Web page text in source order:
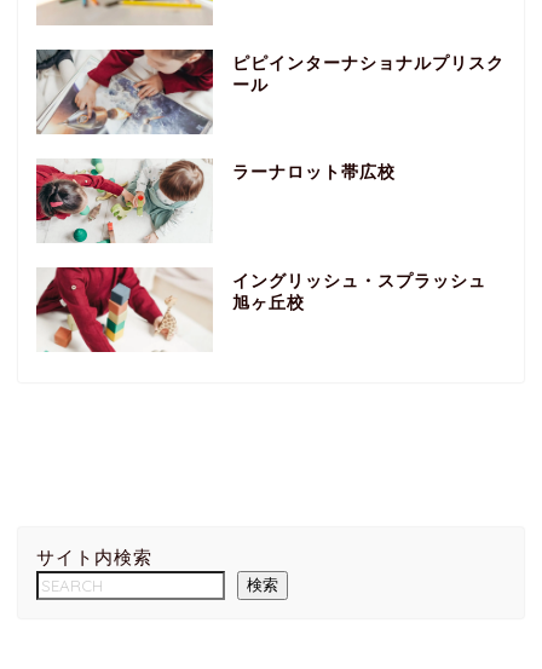
ピピインターナショナルプリスク
ール
ラーナロット帯広校
イングリッシュ・スプラッシュ
旭ヶ丘校
サイト内検索
検索